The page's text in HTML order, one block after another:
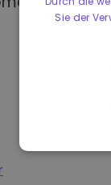
Sie der